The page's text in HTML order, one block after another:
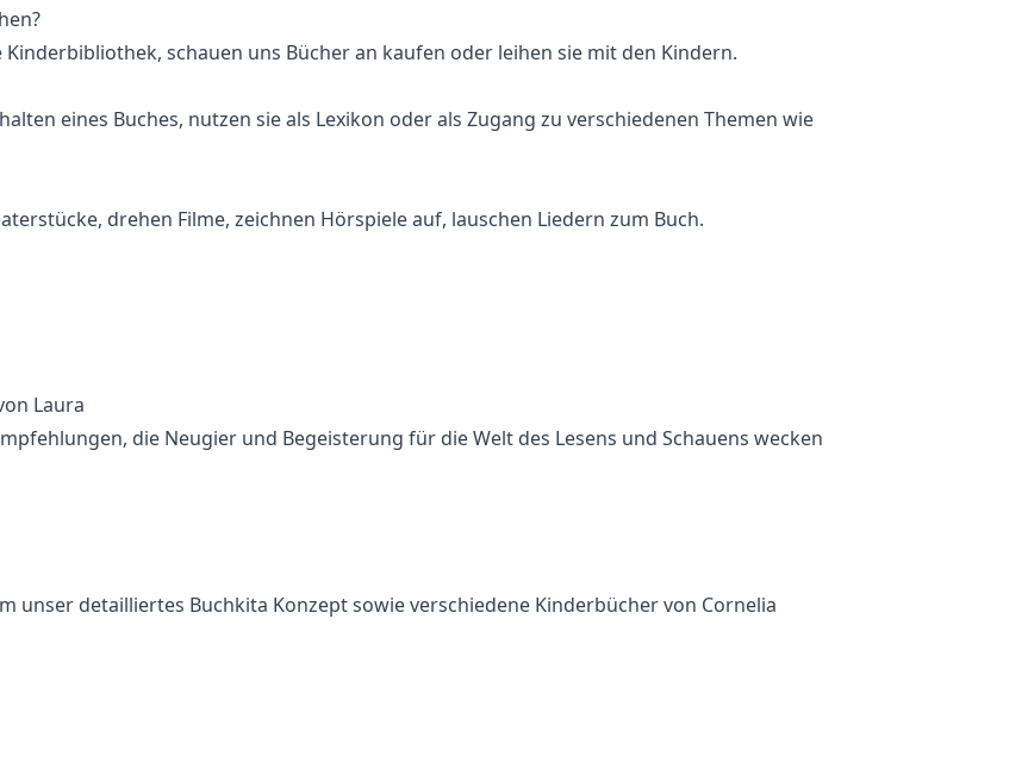
schauen uns Bücher an kaufen oder leihen sie mit den Kindern.
eines Buches, nutzen sie als Lexikon oder als Zugang zu verschiedenen Themen wie
drehen Filme, zeichnen Hörspiele auf, lauschen Liedern zum Buch.
Laura
die Neugier und Begeisterung für die Welt des Lesens und Schauens wecken
unser detailliertes Buchkita Konzept sowie verschiedene Kinderbücher von Cornelia